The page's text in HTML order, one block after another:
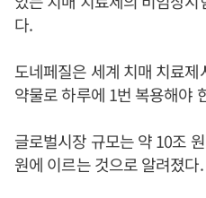
다.
도네페질은 세계 치매 치료
약물로 하루에 1번 복용해야
글로벌시장 규모는 약 10조
원에 이르는 것으로 알려졌다.